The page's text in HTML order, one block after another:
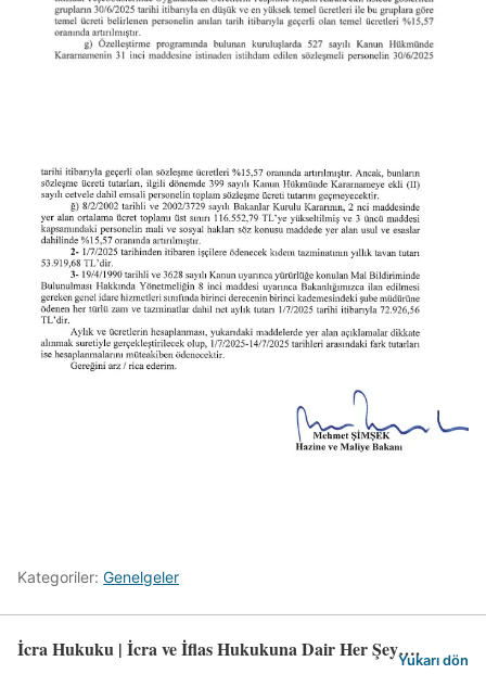
Kategoriler: Genelgeler
İcra Hukuku | İcra ve İflas Hukukuna Dair Her Şey….Yukarı dön